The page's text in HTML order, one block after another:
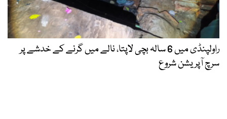
راولپنڈی میں 6 سالہ بچی لاپتا، نالے میں گرنے کے خدشے پر
سرچ آپریشن شروع